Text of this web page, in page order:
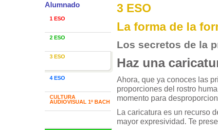
Alumnado
1 ESO
2 ESO
3 ESO
4 ESO
CULTURA
AUDIOVISUAL 1º BACH
3 ESO
La forma de la
Los secretos de la
Haz una
Ahora, que ya conoces las
proporciones del rostro
momento para
La caricatura es un recurso
mayor expresividad. Te